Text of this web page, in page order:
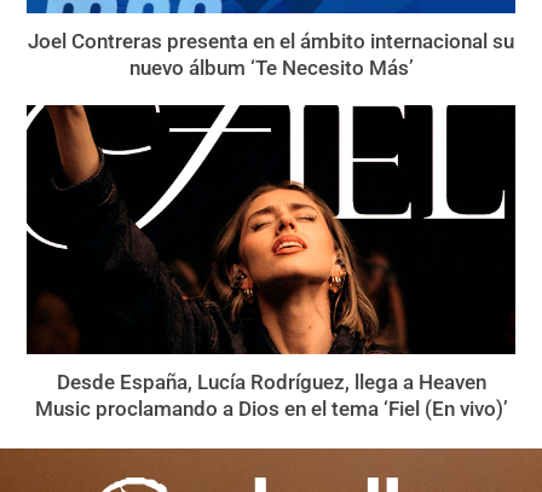
Joel Contreras presenta en el ámbito internacional su
nuevo álbum ‘Te Necesito Más’
Desde España, Lucía Rodríguez, llega a Heaven
Music proclamando a Dios en el tema ‘Fiel (En vivo)’